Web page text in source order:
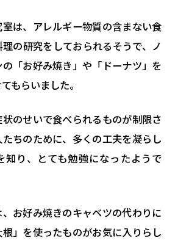
室は、アレルギー物質の含まない食
の研究をしておられるそうで、ノ
「お好み焼き」や「ドーナツ」を
もらいました。
のせいで食べられるものが制限さ
ちのために、多くの工夫を凝らし
知り、とても勉強になったようで
お好み焼きのキャベツの代わりに
根」を使ったものがお気に入りらし